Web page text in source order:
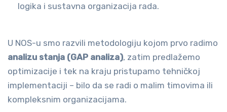
logika i sustavna organizacija rada.
U NOS-u smo razvili metodologiju kojom prvo radimo
analizu stanja (GAP analiza), zatim predlažemo
optimizacije i tek na kraju pristupamo tehničkoj
implementaciji – bilo da se radi o malim timovima ili
kompleksnim organizacijama.